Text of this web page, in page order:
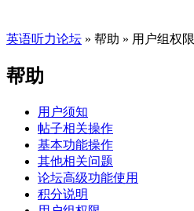
英语听力论坛 » 帮助 » 用户组权限
帮助
用户须知
帖子相关操作
基本功能操作
其他相关问题
论坛高级功能使用
积分说明